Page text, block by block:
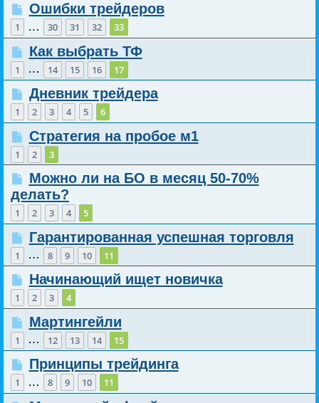
Ошибки трейдеров
1 … 30 31 32 33
Как выбрать ТФ
1 … 14 15 16 17
Дневник трейдера
1 2 3 4 5 6
Стратегия на пробое м1
1 2 3
Можно ли на БО в месяц 50-70%
делать?
1 2 3 4 5
Гарантированная успешная торговля
1 … 8 9 10 11
Начинающий ищет новичка
1 2 3 4
Мартингейли
1 … 12 13 14 15
Принципы трейдинга
1 … 8 9 10 11